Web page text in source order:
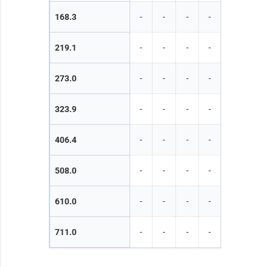
168.3 - - - -
219.1 - - - -
273.0 - - - -
323.9 - - - -
406.4 - - - -
508.0 - - - -
610.0 - - - -
711.0 - - - -